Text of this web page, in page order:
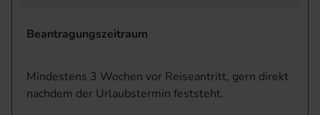
Beantragungszeitraum
Mindestens 3 Wochen vor Reiseantritt, gern direkt
nachdem der Urlaubstermin feststeht.